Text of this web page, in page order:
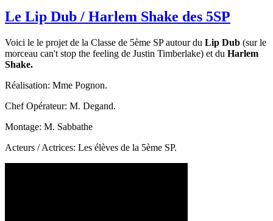
Le Lip Dub / Harlem Shake des 5SP
Voici le le projet de la Classe de 5ème SP autour du Lip Dub (sur le
morceau can't stop the feeling de Justin Timberlake) et du Harlem
Shake.
Réalisation: Mme Pognon.
Chef Opérateur: M. Degand.
Montage: M. Sabbathe
Acteurs / Actrices: Les élèves de la 5ème SP.